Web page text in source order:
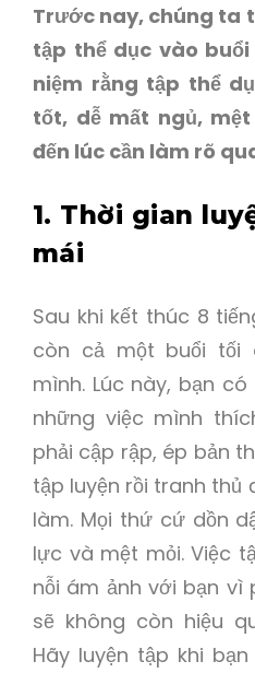
Trước nay, chúng ta
tập thể dục vào
niệm rằng tập thể
tốt, dễ mất ngủ,
đến lúc cần làm rõ
1. Thời gian
mái
Sau khi kết thúc 8
còn cả một buổi tối
mình. Lúc này, bạn
những việc mình
phải cập rập, ép bản
tập luyện rồi tranh thủ
làm. Mọi thứ cứ dồn
lực và mệt mỏi. Việc
nỗi ám ảnh với bạn vì
sẽ không còn hiệu
Hãy luyện tập khi